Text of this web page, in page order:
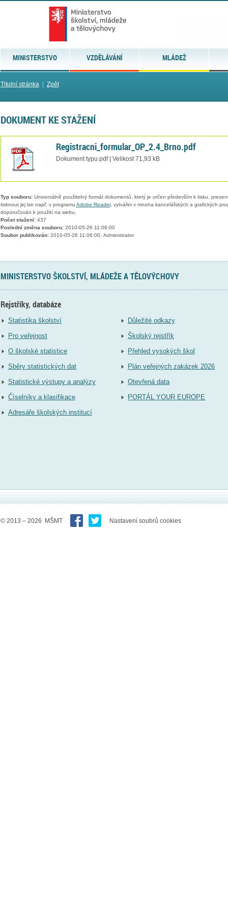
MINISTERSTVO VZDĚLÁVÁNÍ MLÁDEŽ
Titulní stránka| Zpět
DOKUMENT KE STAŽENÍ
Registracni_formular_OP_2.4_Brno.pdf
Dokument typu pdf | Velikost 71,93 kB
Typ souboru:Univerzálně použitelný formát dokumentů, který je určen především k tisku,
tisknout jej lze např. v programu Adobe Reader, vytvářet v mnoha kancelářských a grafických
doporučován k použití na webu.
Počet stažení:437
Poslední změna souboru:2010-05-26 11:06:00
Soubor publikován:2010-05-26 11:06:00, Administrator
MINISTERSTVO ŠKOLSTVÍ, MLÁDEŽE A TĚLOVÝCHOVY
Rejstříky, databáze
Statistika školství
Pro veřejnost
O školské statistice
Sběry statistických dat
Statistické výstupy a analýzy
Číselníky a klasifikace
Adresáře školských institucí
Důležité odkazy
Školský rejstřík
Přehled vysokých škol
Plán veřejných zakázek 2026
Otevřená data
PORTÁL YOUR EUROPE
© 2013 – 2026 MŠMT Nastavení soubrů cookies